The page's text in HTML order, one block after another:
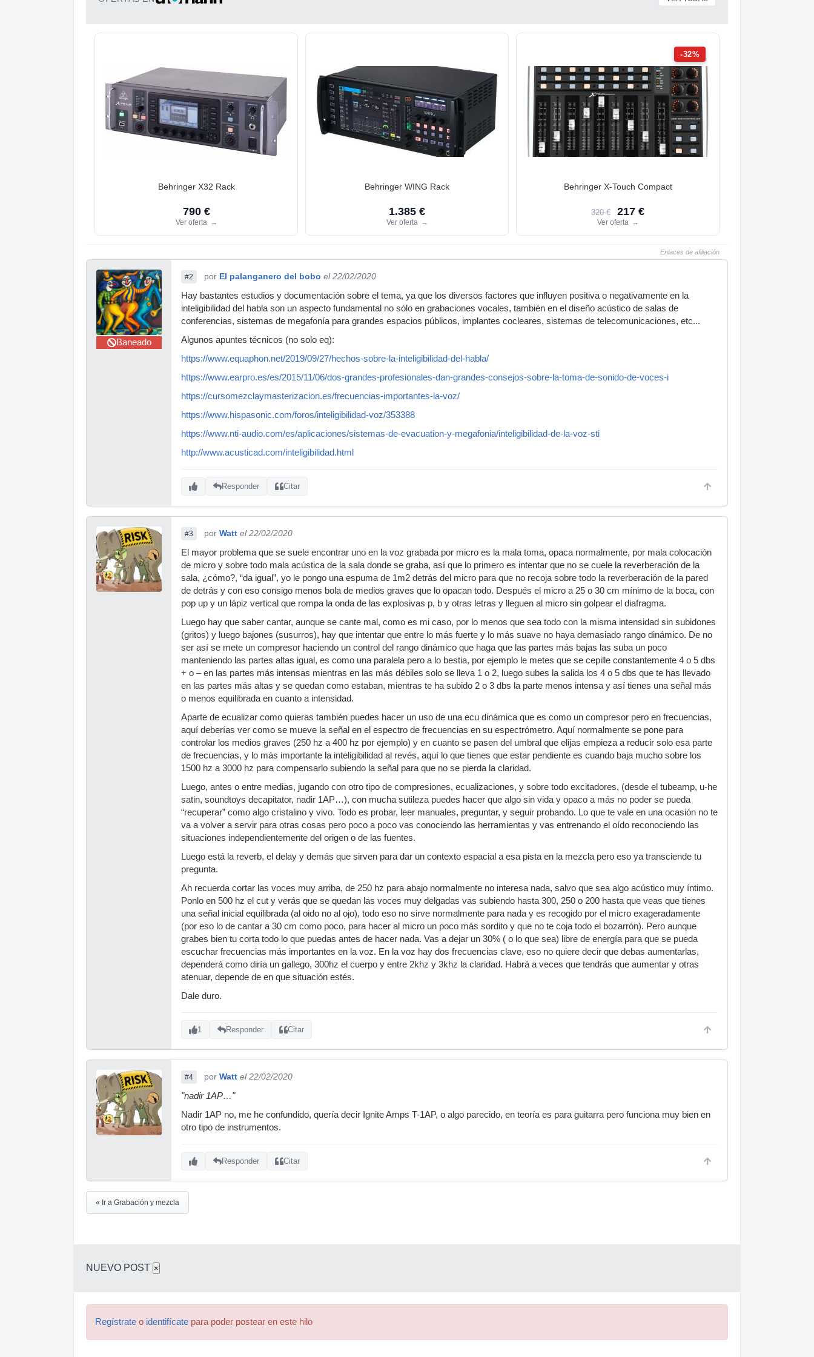
Behringer X32 Rack
790 €
Ver oferta →
Behringer WING Rack
1.385 €
Ver oferta →
-32%
Behringer X-Touch Compact
320 € 217 €
Ver oferta →
Enlaces de afiliación
Baneado
#2 por El palanganero del bobo el 22/02/2020
Hay bastantes estudios y documentación sobre el tema, ya que los diversos factores que influyen positiva o negativamente en la
inteligibilidad del habla son un aspecto fundamental no sólo en grabaciones vocales, también en el diseño acústico de salas de
conferencias, sistemas de megafonía para grandes espacios públicos, implantes cocleares, sistemas de telecomunicaciones, etc...
Algunos apuntes técnicos (no solo eq):
https://www.equaphon.net/2019/09/27/hechos-sobre-la-inteligibilidad-del-habla/
https://www.earpro.es/es/2015/11/06/dos-grandes-profesionales-dan-grandes-consejos-sobre-la-toma-de-sonido-de-voces-i
https://cursomezclaymasterizacion.es/frecuencias-importantes-la-voz/
https://www.hispasonic.com/foros/inteligibilidad-voz/353388
https://www.nti-audio.com/es/aplicaciones/sistemas-de-evacuation-y-megafonia/inteligibilidad-de-la-voz-sti
http://www.acusticad.com/inteligibilidad.html
Responder Citar
#3 por Watt el 22/02/2020
El mayor problema que se suele encontrar uno en la voz grabada por micro es la mala toma, opaca normalmente, por mala colocación
de micro y sobre todo mala acústica de la sala donde se graba, así que lo primero es intentar que no se cuele la reverberación de la
sala, ¿cómo?, “da igual”, yo le pongo una espuma de 1m2 detrás del micro para que no recoja sobre todo la reverberación de la pared
de detrás y con eso consigo menos bola de medios graves que lo opacan todo. Después el micro a 25 o 30 cm mínimo de la boca, con
pop up y un lápiz vertical que rompa la onda de las explosivas p, b y otras letras y lleguen al micro sin golpear el diafragma.
Luego hay que saber cantar, aunque se cante mal, como es mi caso, por lo menos que sea todo con la misma intensidad sin subidones
(gritos) y luego bajones (susurros), hay que intentar que entre lo más fuerte y lo más suave no haya demasiado rango dinámico. De no
ser así se mete un compresor haciendo un control del rango dinámico que haga que las partes más bajas las suba un poco
manteniendo las partes altas igual, es como una paralela pero a lo bestia, por ejemplo le metes que se cepille constantemente 4 o 5 dbs
+ o – en las partes más intensas mientras en las más débiles solo se lleva 1 o 2, luego subes la salida los 4 o 5 dbs que te has llevado
en las partes más altas y se quedan como estaban, mientras te ha subido 2 o 3 dbs la parte menos intensa y así tienes una señal más
o menos equilibrada en cuanto a intensidad.
Aparte de ecualizar como quieras también puedes hacer un uso de una ecu dinámica que es como un compresor pero en frecuencias,
aquí deberías ver como se mueve la señal en el espectro de frecuencias en su espectrómetro. Aquí normalmente se pone para
controlar los medios graves (250 hz a 400 hz por ejemplo) y en cuanto se pasen del umbral que elijas empieza a reducir solo esa parte
de frecuencias, y lo más importante la inteligibilidad al revés, aquí lo que tienes que estar pendiente es cuando baja mucho sobre los
1500 hz a 3000 hz para compensarlo subiendo la señal para que no se pierda la claridad.
Luego, antes o entre medias, jugando con otro tipo de compresiones, ecualizaciones, y sobre todo excitadores, (desde el tubeamp, u-he
satin, soundtoys decapitator, nadir 1AP…), con mucha sutileza puedes hacer que algo sin vida y opaco a más no poder se pueda
“recuperar” como algo cristalino y vivo. Todo es probar, leer manuales, preguntar, y seguir probando. Lo que te vale en una ocasión no te
va a volver a servir para otras cosas pero poco a poco vas conociendo las herramientas y vas entrenando el oído reconociendo las
situaciones independientemente del origen o de las fuentes.
Luego está la reverb, el delay y demás que sirven para dar un contexto espacial a esa pista en la mezcla pero eso ya transciende tu
pregunta.
Ah recuerda cortar las voces muy arriba, de 250 hz para abajo normalmente no interesa nada, salvo que sea algo acústico muy íntimo.
Ponlo en 500 hz el cut y verás que se quedan las voces muy delgadas vas subiendo hasta 300, 250 o 200 hasta que veas que tienes
una señal inicial equilibrada (al oido no al ojo), todo eso no sirve normalmente para nada y es recogido por el micro exageradamente
(por eso lo de cantar a 30 cm como poco, para hacer al micro un poco más sordito y que no te coja todo el bozarrón). Pero aunque
grabes bien tu corta todo lo que puedas antes de hacer nada. Vas a dejar un 30% ( o lo que sea) libre de energía para que se pueda
escuchar frecuencias más importantes en la voz. En la voz hay dos frecuencias clave, eso no quiere decir que debas aumentarlas,
dependerá como diría un gallego, 300hz el cuerpo y entre 2khz y 3khz la claridad. Habrá a veces que tendrás que aumentar y otras
atenuar, depende de en que situación estés.
Dale duro.
1 Responder Citar
#4 por Watt el 22/02/2020
"nadir 1AP…"
Nadir 1AP no, me he confundido, quería decir Ignite Amps T-1AP, o algo parecido, en teoría es para guitarra pero funciona muy bien en
otro tipo de instrumentos.
Responder Citar
« Ir a Grabación y mezcla
NUEVO POST ×
Regístrate o identifícate para poder postear en este hilo